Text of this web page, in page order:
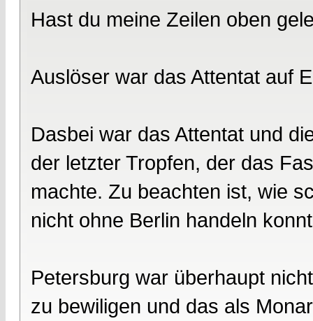
Hast du meine Zeilen oben
Auslöser war das Attentat auf
Dasbei war das Attentat und
der letzter Tropfen, der das
machte. Zu beachten ist, wie
nicht ohne Berlin handeln
Petersburg war überhaupt
zu bewiligen und das als